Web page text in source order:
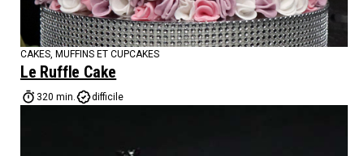
CAKES, MUFFINS ET CUPCAKES
Le Ruffle Cake
320 min. difficile